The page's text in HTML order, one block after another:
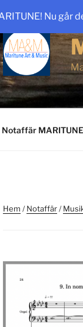
Nu
Notaffär MARITUNE
Hem /Notaffär/